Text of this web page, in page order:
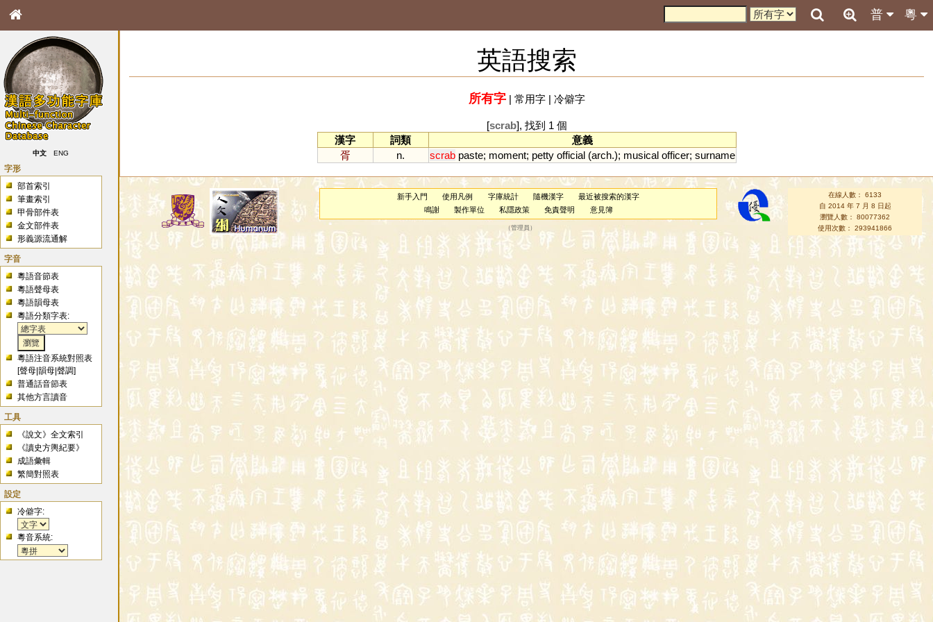
粵
普
中文 ENG
字形
部首索引
筆畫索引
甲骨部件表
金文部件表
形義源流通解
字音
粵語音節表
粵語聲母表
粵語韻母表
粵語分類字表:
粵語注音系統對照表
[聲母 |韻母 |聲調]
普通話音節表
其他方言讀音
工具
《說文》全文索引
《讀史方輿紀要》
成語彙輯
繁簡對照表
設定
冷僻字:
粵音系統:
英語搜索
所有字| 常用字| 冷僻字
[scrab], 找到 1 個
漢字
詞類
意義
胥
n. scrab paste; moment; petty official(arch.); musical officer; surname
新手入門 使用凡例 字庫統計 隨機漢字
最近被搜索的漢字
鳴謝
製作單位 私隱政策 免責聲明 意見簿
（管理員 ）
在線人數： 6133
自 2014 年 7 月 8 日起
瀏覽人數： 80077362
使用次數： 293941866